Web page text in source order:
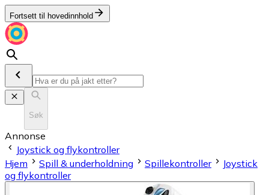
Fortsett til hovedinnhold
Søk
Annonse
Joystick og flykontroller
Hjem
Spill & underholdning Spillekontroller
Joystick
og flykontroller